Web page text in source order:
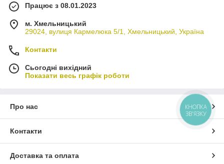
Працює з 08.01.2023
м. Хмельницький
29024, вулиця Кармелюка 5/1, Хмельницький, Україна
Контакти
Сьогодні вихідний
Показати весь графік роботи
Про нас
Контакти
Доставка та оплата
КНОПКА
ЗВ'ЯЗКУ